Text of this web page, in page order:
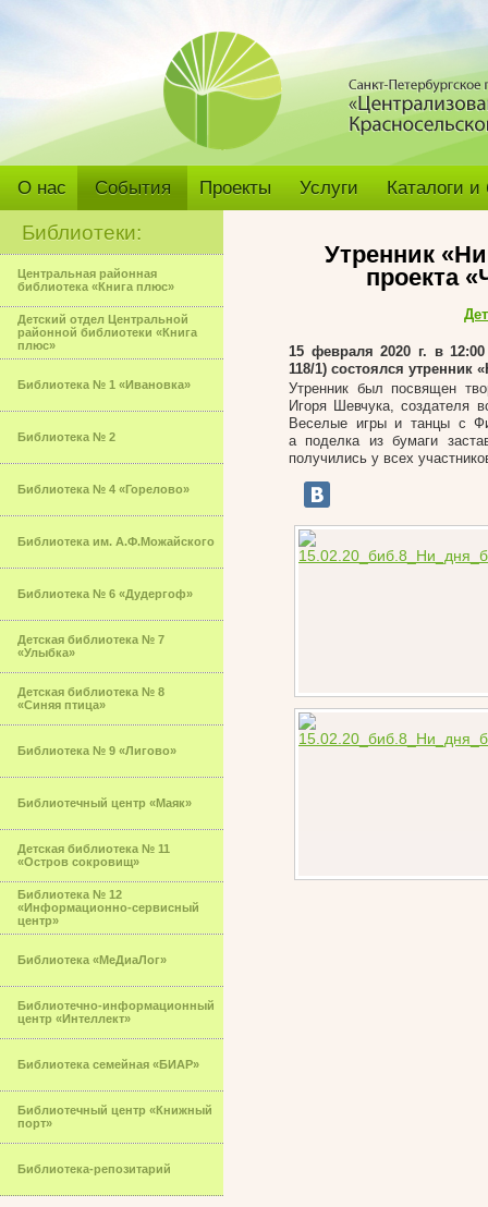
О нас События Проекты Услуги Каталоги
Библиотеки:
Центральная районная
библиотека «Книга плюс»
Детский отдел Центральной
районной библиотеки «Книга
плюс»
Библиотека № 1 «Ивановка»
Библиотека № 2
Библиотека № 4 «Горелово»
Библиотека им. А.Ф.Можайского
Библиотека № 6 «Дудергоф»
Детская библиотека № 7
«Улыбка»
Детская библиотека № 8
«Синяя птица»
Библиотека № 9 «Лигово»
Библиотечный центр «Маяк»
Детская библиотека № 11
«Остров сокровищ»
Библиотека № 12
«Информационно-сервисный
центр»
Библиотека «МеДиаЛог»
Библиотечно-информационный
центр «Интеллект»
Библиотека семейная «БИАР»
Библиотечный центр «Книжный
порт»
Библиотека-репозитарий
Утренник
проекта
15 февраля 2020 г. в
118/1) состоялся утренник
Утренник был посвящен
Игоря Шевчука, создателя
Веселые игры и танцы с
а поделка из бумаги
получились у всех